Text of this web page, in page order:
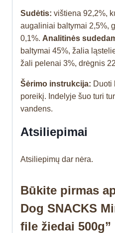
Sudėtis: vištiena 92,2%,
augaliniai baltymai 2,5%,
0,1%. Analitinės
baltymai 45%, žalia
žali pelenai 3%, drėgnis
Šėrimo instrukcija: Duoti
poreikį. Indelyje šuo turi
vandens.
Atsiliepimai
Atsiliepimų dar nėra.
Būkite pirmas
Dog SNACKS
file žiedai 500g”